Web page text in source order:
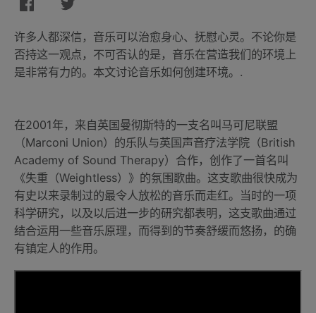
许多人都深信，音乐可以治愈身心、抚慰心灵。不论你是
否持这一观点，不可否认的是，音乐在营造我们的环境上
是非常有力的。本文讨论音乐如何创建环境。.
在2001年，来自英国曼彻斯特的一支名叫马可尼联盟
（Marconi Union）的乐队与英国声音疗法学院（British
Academy of Sound Therapy）合作，创作了一首名叫
《失重（Weightless）》的氛围歌曲。这支歌曲很快成为
有史以来录制过的最令人放松的音乐而走红。当时的一项
科学研究，以及以后进一步的研究都表明，这支歌曲通过
结合运用一些音乐原理，而得到的节奏舒缓而悠扬，的确
有镇定人的作用。